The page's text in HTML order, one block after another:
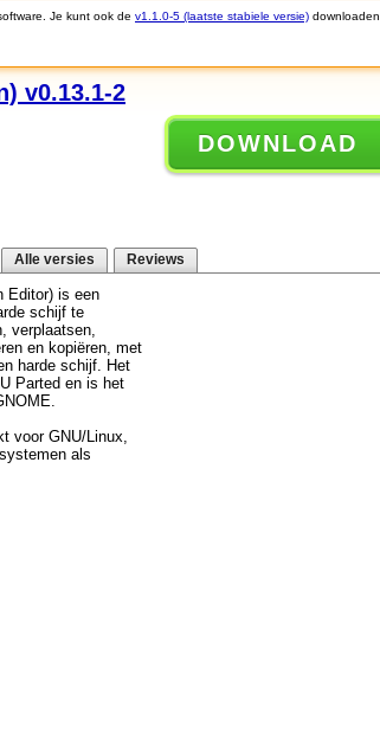
Je kunt ook de v1.1.0-5 (laatste stabiele versie) downloaden.
v0.13.1-2
DOWNLOAD
Alle versies Reviews
Editor) is een
schijf te
verplaatsen,
en kopiëren, met
harde schijf. Het
Parted en is het
voor GNU/Linux,
als